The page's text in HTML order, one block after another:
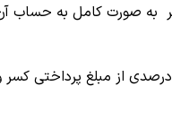
صورت کامل به حساب آن
درصدی از مبلغ پرداختی